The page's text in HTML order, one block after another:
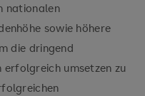
nationalen
sowie höhere
die dringend
umsetzen zu